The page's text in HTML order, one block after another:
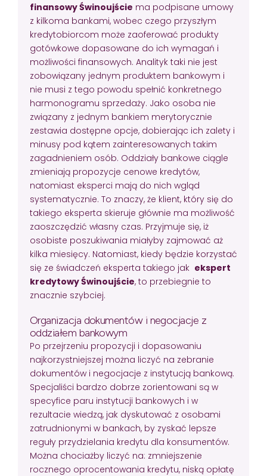
finansowy Świnoujście ma podpisane umowy
z kilkoma bankami, wobec czego przyszłym
kredytobiorcom może zaoferować produkty
gotówkowe dopasowane do ich wymagań i
możliwości finansowych. Analityk taki nie jest
zobowiązany jednym produktem bankowym i
nie musi z tego powodu spełnić konkretnego
harmonogramu sprzedaży. Jako osoba nie
związany z jednym bankiem merytorycznie
zestawia dostępne opcje, dobierając ich zalety i
minusy pod kątem zainteresowanych takim
zagadnieniem osób. Oddziały bankowe ciągle
zmieniają propozycje cenowe kredytów,
natomiast eksperci mają do nich wgląd
systematycznie. To znaczy, że klient, który się do
takiego eksperta skieruje głównie ma możliwość
zaoszczędzić własny czas. Przyjmuje się, iż
osobiste poszukiwania miałyby zajmować aż
kilka miesięcy. Natomiast, kiedy będzie korzystać
się ze świadczeń eksperta takiego jak ekspert
kredytowy Świnoujście, to przebiegnie to
znacznie szybciej.
Organizacja dokumentów i negocjacje z
oddziałem bankowym
Po przejrzeniu propozycji i dopasowaniu
najkorzystniejszej można liczyć na zebranie
dokumentów i negocjacje z instytucją bankową.
Specjaliści bardzo dobrze zorientowani są w
specyfice paru instytucji bankowych i w
rezultacie wiedzą, jak dyskutować z osobami
zatrudnionymi w bankach, by zyskać lepsze
reguły przydzielania kredytu dla konsumentów.
Można chociażby liczyć na: zmniejszenie
rocznego oprocentowania kredytu, niską opłatę